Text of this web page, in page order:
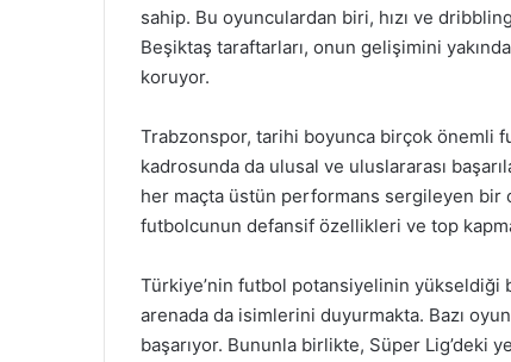
sahip. Bu oyunculardan biri, hızı ve
Beşiktaş taraftarları, onun gelişimini
koruyor.
Trabzonspor, tarihi boyunca birçok önemli
kadrosunda da ulusal ve uluslararası
her maçta üstün performans sergileyen bir
futbolcunun defansif özellikleri ve top
Türkiye’nin futbol potansiyelinin yükseldiği
arenada da isimlerini duyurmakta. Bazı
başarıyor. Bununla birlikte, Süper Lig’deki